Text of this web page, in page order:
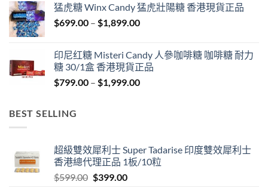
through
$1,849.00
猛虎糖 Winx Candy 猛虎壯陽糖 香港現貨正品
$699.00 – $1,899.00Price
through
$1,899.00
印尼红糖 Misteri Candy 人參咖啡糖 咖啡糖 耐力
糖 30/1盒 香港現貨正品
$799.00 – $1,999.00Price
BEST SELLING
超級雙效犀利士 Super Tadarise 印度雙效犀利士
香港總代理正品 1板/10粒
$599.00 Original
$399.00Current